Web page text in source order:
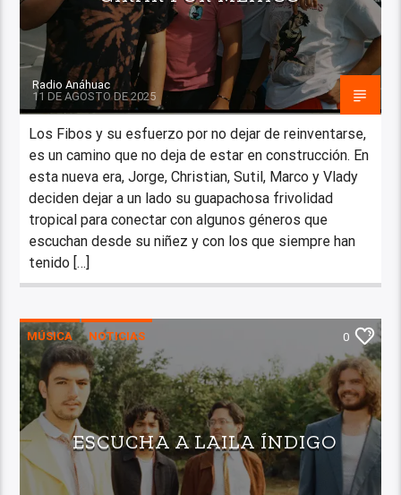
Radio Anáhuac
11 DE AGOSTO DE 2025
Los Fibos y su esfuerzo por no dejar de reinventarse,
es un camino que no deja de estar en construcción. En
esta nueva era, Jorge, Christian, Sutil, Marco y Vlady
deciden dejar a un lado su guapachosa frivolidad
tropical para conectar con algunos géneros que
escuchan desde su niñez y con los que siempre han
tenido […]
MÚSICA NOTICIAS 0
ESCUCHA A LAILA ÍNDIGO